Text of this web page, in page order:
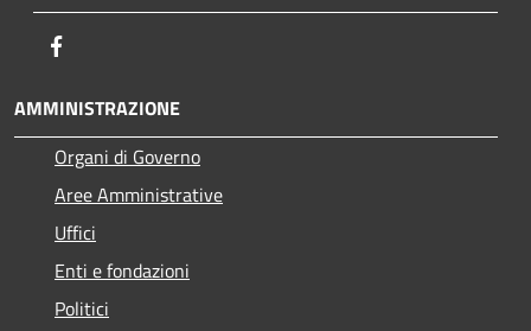
AMMINISTRAZIONE
Organi di Governo
Aree Amministrative
Uffici
Enti e fondazioni
Politici